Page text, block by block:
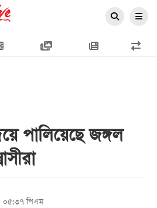
পালিয়েছে জঙ্গল
০৫:৩৭ পিএম